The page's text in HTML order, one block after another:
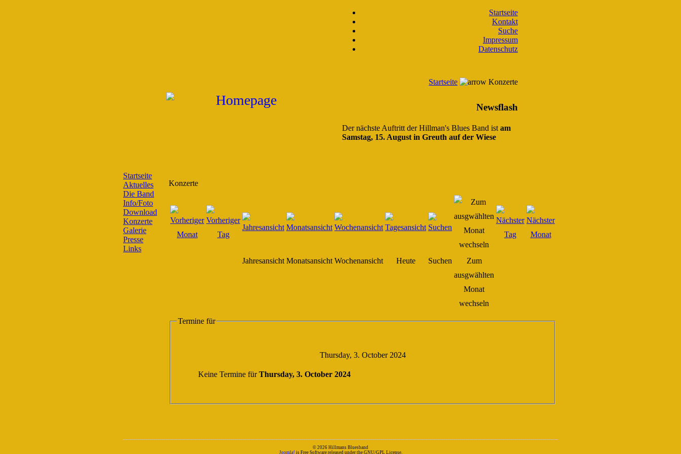
Startseite
Kontakt
Suche
Impressum
Datenschutz
Startseite Konzerte
Newsflash
Der nächste Auftritt der Hillman's Blues Band istam
Samstag, 15. August in Greuth auf der Wiese
Startseite
Aktuelles
Die Band
Info/Foto
Download
Konzerte
Galerie
Presse
Links
Konzerte
Jahresansicht Monatsansicht Wochenansicht Heute Suchen
Zum
ausgwählten
Monat
wechseln
Termine für
Thursday, 3. October 2024
Keine Termine fürThursday, 3. October 2024
© 2026 Hillmans Bluesband
Joomla! is Free Software released under the GNU/GPL License.